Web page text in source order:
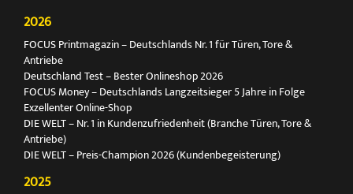
2026
FOCUS Printmagazin – Deutschlands Nr. 1 für Türen, Tore &
Antriebe
Deutschland Test – Bester Onlineshop 2026
FOCUS Money – Deutschlands Langzeitsieger 5 Jahre in Folge
Exzellenter Online-Shop
DIE WELT – Nr. 1 in Kundenzufriedenheit (Branche Türen, Tore &
Antriebe)
DIE WELT – Preis-Champion 2026 (Kundenbegeisterung)
2025